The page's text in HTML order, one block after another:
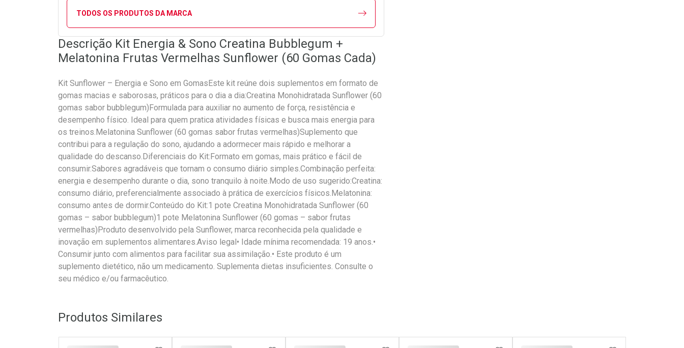
TODOS OS PRODUTOS DA MARCA
Descrição Kit Energia & Sono Creatina Bubblegum +
Melatonina Frutas Vermelhas Sunflower (60 Gomas Cada)
Kit Sunflower – Energia e Sono em GomasEste kit reúne dois suplementos em formato de
gomas macias e saborosas, práticos para o dia a dia:Creatina Monohidratada Sunflower (60
gomas sabor bubblegum)Formulada para auxiliar no aumento de força, resistência e
desempenho físico. Ideal para quem pratica atividades físicas e busca mais energia para
os treinos.Melatonina Sunflower (60 gomas sabor frutas vermelhas)Suplemento que
contribui para a regulação do sono, ajudando a adormecer mais rápido e melhorar a
qualidade do descanso.Diferenciais do Kit:Formato em gomas, mais prático e fácil de
consumir.Sabores agradáveis que tornam o consumo diário simples.Combinação perfeita:
energia e desempenho durante o dia, sono tranquilo à noite.Modo de uso sugerido:Creatina:
consumo diário, preferencialmente associado à prática de exercícios físicos.Melatonina:
consumo antes de dormir.Conteúdo do Kit:1 pote Creatina Monohidratada Sunflower (60
gomas – sabor bubblegum)1 pote Melatonina Sunflower (60 gomas – sabor frutas
vermelhas)Produto desenvolvido pela Sunflower, marca reconhecida pela qualidade e
inovação em suplementos alimentares.Aviso legal• Idade mínima recomendada: 19 anos.•
Consumir junto com alimentos para facilitar sua assimilação.• Este produto é um
suplemento dietético, não um medicamento. Suplementa dietas insuficientes. Consulte o
seu médico e/ou farmacêutico.
Produtos Similares